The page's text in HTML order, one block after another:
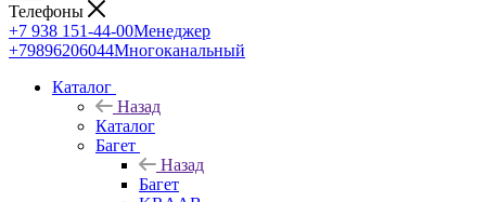
Телефоны
+7 938 151-44-00Менеджер
+79896206044Многоканальный
Каталог
Назад
Каталог
Багет
Назад
Багет